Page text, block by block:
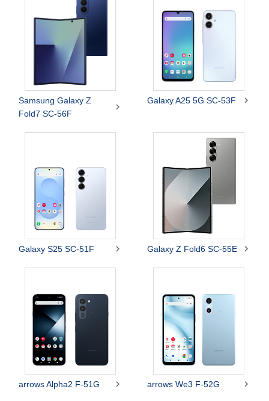
Samsung Galaxy Z
Fold7 SC-56F

Galaxy A25 5G SC-53F 
Galaxy S25 SC-51F  Galaxy Z Fold6 SC-55E 
arrows Alpha2 F-51G  arrows We3 F-52G 